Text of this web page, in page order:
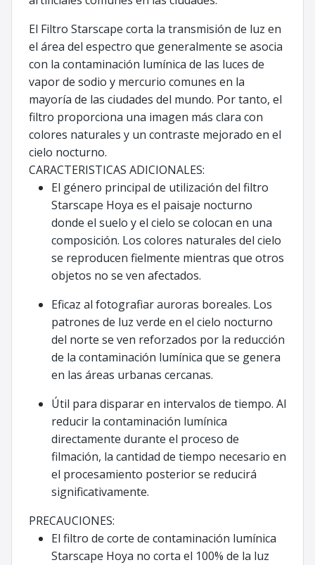
El Filtro Starscape corta la transmisión de luz en
el área del espectro que generalmente se asocia
con la contaminación lumínica de las luces de
vapor de sodio y mercurio comunes en la
mayoría de las ciudades del mundo. Por tanto, el
filtro proporciona una imagen más clara con
colores naturales y un contraste mejorado en el
cielo nocturno.
CARACTERISTICAS ADICIONALES:
El género principal de utilización del filtro
Starscape Hoya es el paisaje nocturno
donde el suelo y el cielo se colocan en una
composición. Los colores naturales del cielo
se reproducen fielmente mientras que otros
objetos no se ven afectados.
Eficaz al fotografiar auroras boreales. Los
patrones de luz verde en el cielo nocturno
del norte se ven reforzados por la reducción
de la contaminación lumínica que se genera
en las áreas urbanas cercanas.
Útil para disparar en intervalos de tiempo. Al
reducir la contaminación lumínica
directamente durante el proceso de
filmación, la cantidad de tiempo necesario en
el procesamiento posterior se reducirá
significativamente.
PRECAUCIONES:
El filtro de corte de contaminación lumínica
Starscape Hoya no corta el 100% de la luz